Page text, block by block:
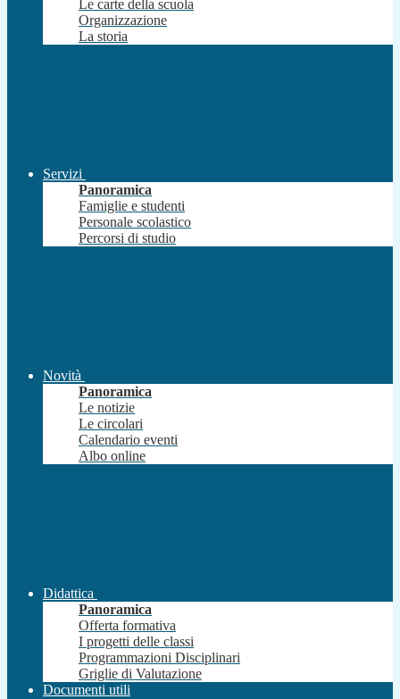
Le carte della scuola
Organizzazione
La storia
Servizi
Panoramica
Famiglie e studenti
Personale scolastico
Percorsi di studio
Novità
Panoramica
Le notizie
Le circolari
Calendario eventi
Albo online
Didattica
Panoramica
Offerta formativa
I progetti delle classi
Programmazioni Disciplinari
Griglie di Valutazione
Documenti utili